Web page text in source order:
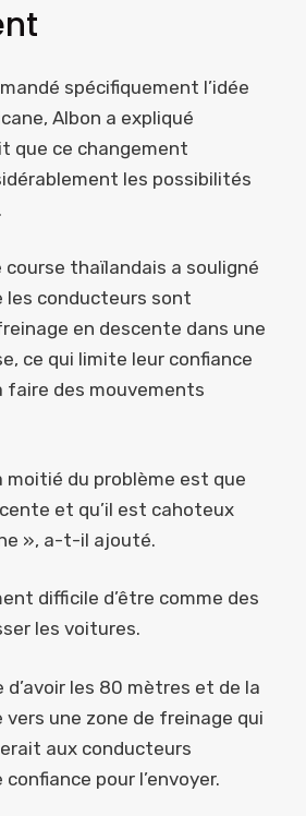
spécifiquement l’idée
Albon a expliqué
que ce changement
les possibilités
course thaïlandais a souligné
les conducteurs sont
en descente dans une
ce qui limite leur confiance
faire des mouvements
moitié du problème est que
et qu’il est cahoteux
», a-t-il ajouté.
difficile d’être comme des
les voitures.
les 80 mètres et de la
vers une zone de freinage qui
aux conducteurs
pour l’envoyer.